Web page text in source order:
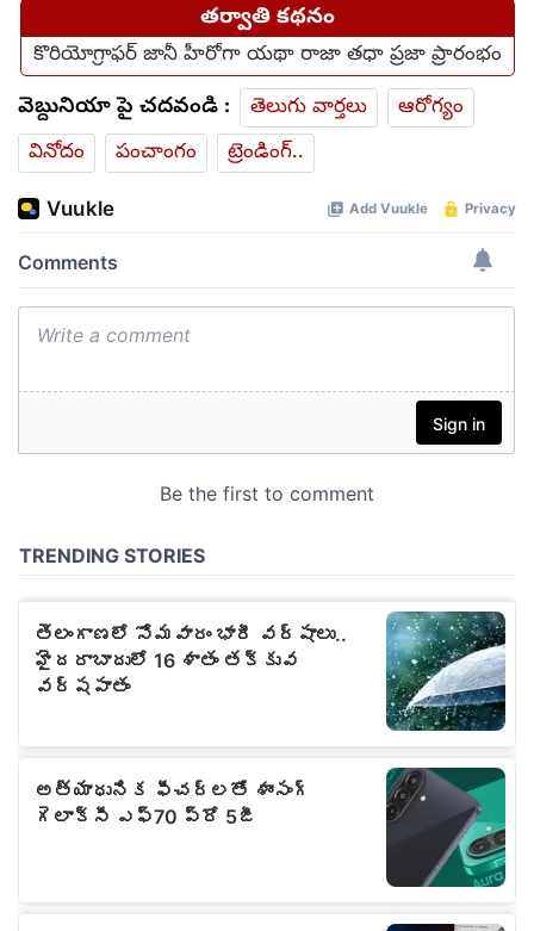
తర్వాతి కథనం
కొరియోగ్రాఫర్ జానీ హీరోగా యథా రాజా తధా ప్రజా ప్రారంభం
వెబ్దునియా పై చదవండి : తెలుగు వార్తలు
ఆరోగ్యం
వినోదం
పంచాంగం ట్రెండింగ్..